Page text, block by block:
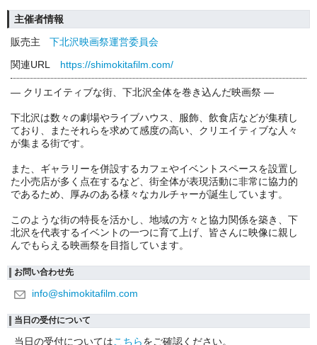
主催者情報
販売主
下北沢映画祭運営委員会
関連URL
https://shimokitafilm.com/
― クリエイティブな街、下北沢全体を巻き込んだ映画祭 ―
下北沢は数々の劇場やライブハウス、服飾、飲食店などが集積し
ており、またそれらを求めて感度の高い、クリエイティブな人々
が集まる街です。
また、ギャラリーを併設するカフェやイベントスペースを設置し
た小売店が多く点在するなど、街全体が表現活動に非常に協力的
であるため、厚みのある様々なカルチャーが誕生しています。
このような街の特長を活かし、地域の方々と協力関係を築き、下
北沢を代表するイベントの一つに育て上げ、皆さんに映像に親し
んでもらえる映画祭を目指しています。
お問い合わせ先
info@shimokitafilm.com
当日の受付について
当日の受付についてはこちらをご確認ください。